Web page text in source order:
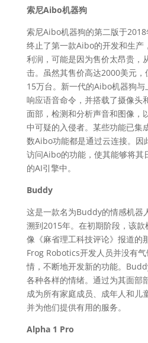
索尼Aibo机器狗
索尼Aibo机器狗的第二版于
终止了第一款Aibo的开发和生产
利润，可能是因为售价太昂贵，
击。虽然其售价高达2000美元
15万台。新一代的Aibo机器狗与
响应语音命令，并搭载了摄像头
面部，检测和分析声音和图像，
中可疑的入侵者。某些功能已集
数Aibo功能都是通过云连接。因
访问Aibo的功能，使其能够将其
的AI引擎中。
Buddy
这是一款名为Buddy的情感机器
溯到2015年。在初期阶段，该
像《麻省理工科技评论》报道的
Frog Robotics开发人员并没有
情，不断地开发新的功能。
各种各样的情绪。通过为其面部
成为所有家庭成员、成年人和儿
并为他们提供有用的服务。
Alpha 1 Pro